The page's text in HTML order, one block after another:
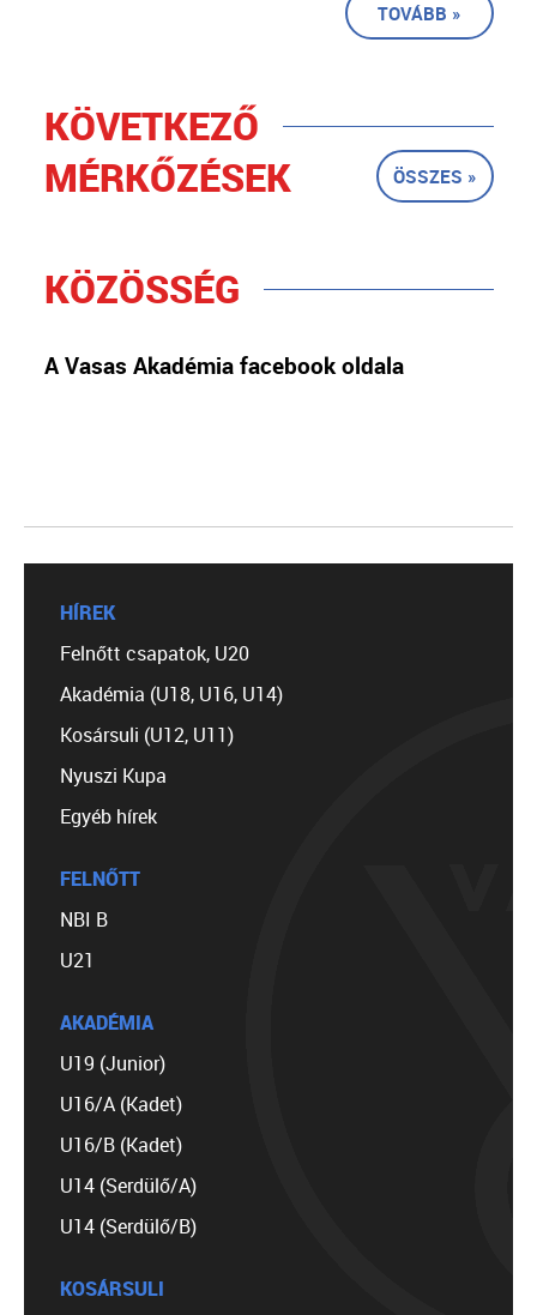
TOVÁBB »
KÖVETKEZŐ
MÉRKŐZÉSEK
ÖSSZES »
KÖZÖSSÉG
A Vasas Akadémia facebook oldala
HÍREK
Felnőtt csapatok, U20
Akadémia (U18, U16, U14)
Kosársuli (U12, U11)
Nyuszi Kupa
Egyéb hírek
FELNŐTT
NBI B
U21
AKADÉMIA
U19 (Junior)
U16/A (Kadet)
U16/B (Kadet)
U14 (Serdülő/A)
U14 (Serdülő/B)
KOSÁRSULI